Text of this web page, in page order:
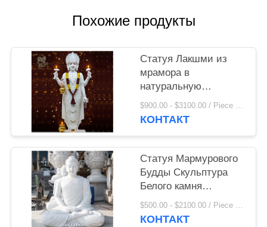
Похожие продукты
Статуя Лакшми из
мрамора в
натуральную
величину, фигура
индуистского бога,
Индии, украшение
для дома
$900.00 - $3100.00 / Piece MOQ:1
КОНТАКТ
Статуя Мармурового
Будды Скульптура
Белого камня
Буддийские садовые
статуи в натуральном
$500.00 - $2100.00 / Piece MOQ:1
КОНТАКТ